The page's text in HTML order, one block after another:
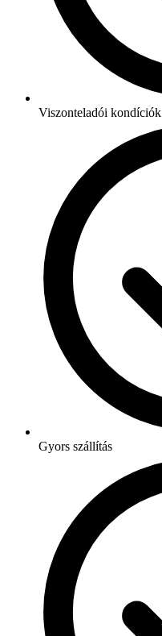
Viszonteladói kondíciók
Gyors szállítás